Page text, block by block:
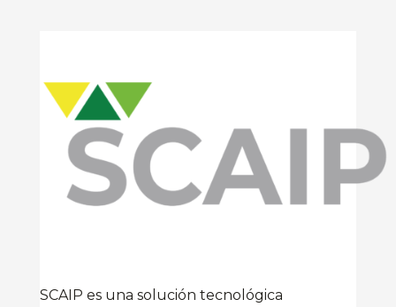
SCAIP es una solución tecnológica